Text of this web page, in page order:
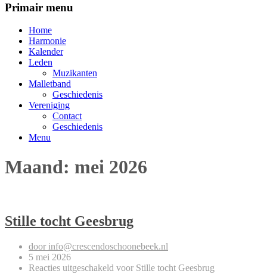
Primair menu
Home
Harmonie
Kalender
Leden
Muzikanten
Malletband
Geschiedenis
Vereniging
Contact
Geschiedenis
Menu
Maand: mei 2026
Stille tocht Geesbrug
door info@crescendoschoonebeek.nl
5 mei 2026
Reacties uitgeschakeld voor Stille tocht Geesbrug